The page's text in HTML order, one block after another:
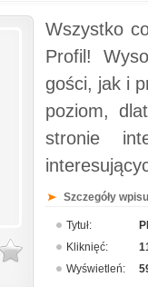
Wszystko
Profil!
gości, jak i
poziom,
stronie
Szczegóły
Tytuł:
Kliknięć:
Wyświetleń: